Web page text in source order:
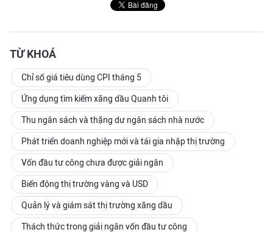
TỪ KHOÁ
Chỉ số giá tiêu dùng CPI tháng 5
Ứng dụng tìm kiếm xăng dầu Quanh tôi
Thu ngân sách và thặng dư ngân sách nhà nước
Phát triển doanh nghiệp mới và tái gia nhập thị trường
Vốn đầu tư công chưa được giải ngân
Biến động thị trường vàng và USD
Quản lý và giám sát thị trường xăng dầu
Thách thức trong giải ngân vốn đầu tư công